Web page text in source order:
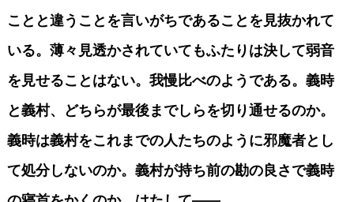
ことと違うことを言いがちであることを見抜かれて
いる。薄々見透かされていてもふたりは決して弱音
を見せることはない。我慢比べのようである。義時
と義村、どちらが最後までしらを切り通せるのか。
義時は義村をこれまでの人たちのように邪魔者とし
て処分しないのか。義村が持ち前の勘の良さで義時